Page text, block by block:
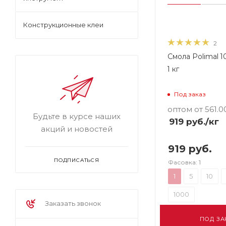
2
Смола Polimal
1 кг
Под заказ
оптом от
919 руб./кг
919 руб.
Фасовка: 1
1 5 10
1000
ПОД
Конструкционные клеи
Будьте в курсе наших
акций и новостей
ПОДПИСАТЬСЯ
Заказать звонок